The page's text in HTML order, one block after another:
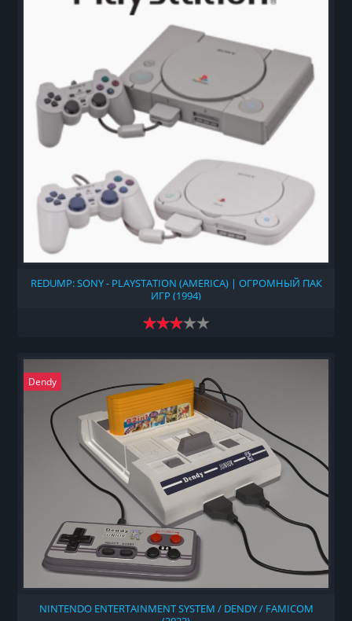
REDUMP: SONY - PLAYSTATION (AMERICA) | ОГРОМНЫЙ ПАК
ИГР (1994)
Dendy
NINTENDO ENTERTAINMENT SYSTEM / DENDY / FAMICOM